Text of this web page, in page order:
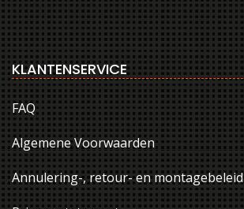
KLANTENSERVICE
FAQ
Algemene Voorwaarden
Annulering-, retour- en montagebeleid